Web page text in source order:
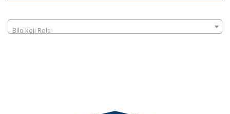
Bilo koji Rola